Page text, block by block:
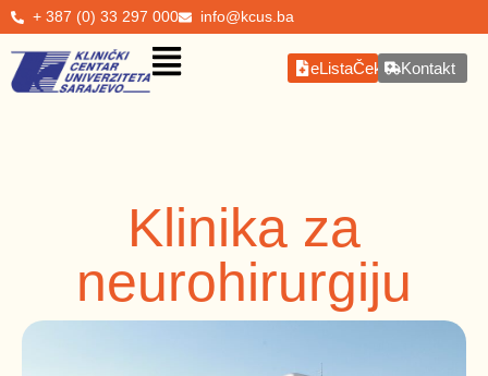
+ 387 (0) 33 297 000 info@kcus.ba
eListaČekanjaKontakt
Klinika za
neurohirurgiju